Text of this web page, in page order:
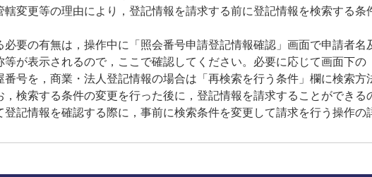
変更等の理由により，登記情報を請求する前に登記情報を検索する条
要の有無は，操作中に「照会番号申請登記情報確認」画面で申請者
等が表示されるので，ここで確認してください。必要に応じて画面下
番号を，商業・法人登記情報の場合は「再検索を行う条件」欄に検索
検索する条件の変更を行った後に，登記情報を請求することができる
記情報を確認する際に，事前に検索条件を変更して請求を行う操作の